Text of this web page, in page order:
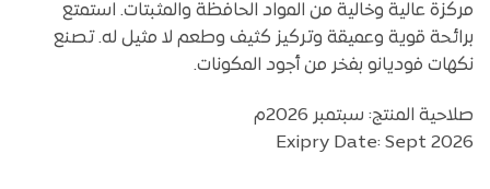
مركزة عالية وخالية من المواد الحافظة والمثبتات. استمتع
برائحة قوية وعميقة وتركيز كثيف وطعم لا مثيل له. تصنع
نكهات فوديانو بفخر من أجود المكونات.
صلاحية المنتج: سبتمبر 2026م
Exipry Date: Sept 2026